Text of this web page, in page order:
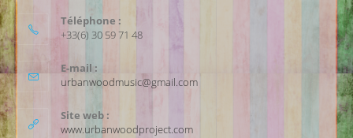
Téléphone :
+33(6) 30 59 71 48
E-mail :
urbanwoodmusic@gmail.com
Site web :
www.urbanwoodproject.com